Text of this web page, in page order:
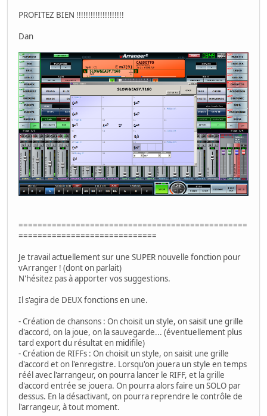
PROFITEZ BIEN !!!!!!!!!!!!!!!!!!!!
Dan
================================================
=============================
Je travail actuellement sur une SUPER nouvelle fonction pour
vArranger ! (dont on parlait)
N'hésitez pas à apporter vos suggestions.
Il s'agira de DEUX fonctions en une.
- Création de chansons : On choisit un style, on saisit une grille
d'accord, on la joue, on la sauvegarde... (éventuellement plus
tard export du résultat en midifile)
- Création de RIFFs : On choisit un style, on saisit une grille
d'accord et on l'enregistre. Lorsqu'on jouera un style en temps
réél avec l'arrangeur, on pourra lancer le RIFF, et la grille
d'accord entrée se jouera. On pourra alors faire un SOLO par
dessus. En la désactivant, on pourra reprendre le contrôle de
l'arrangeur, à tout moment.